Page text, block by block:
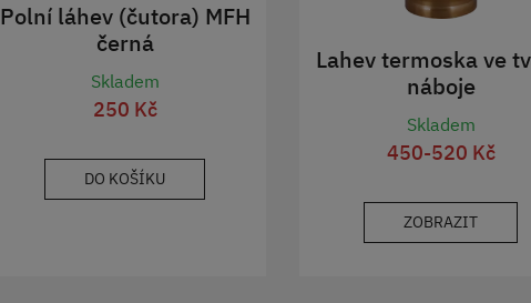
Polní láhev (čutora) MFH
černá
Skladem
250 Kč
DO KOŠÍKU
Lahev termoska ve
náboje
Skladem
450-520 Kč
ZOBRAZIT